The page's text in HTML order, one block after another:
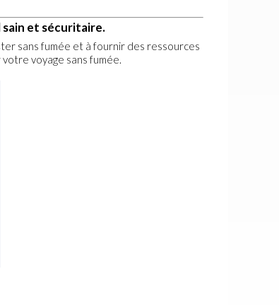
sain et sécuritaire.
sans fumée et à fournir des ressources
voyage sans fumée.